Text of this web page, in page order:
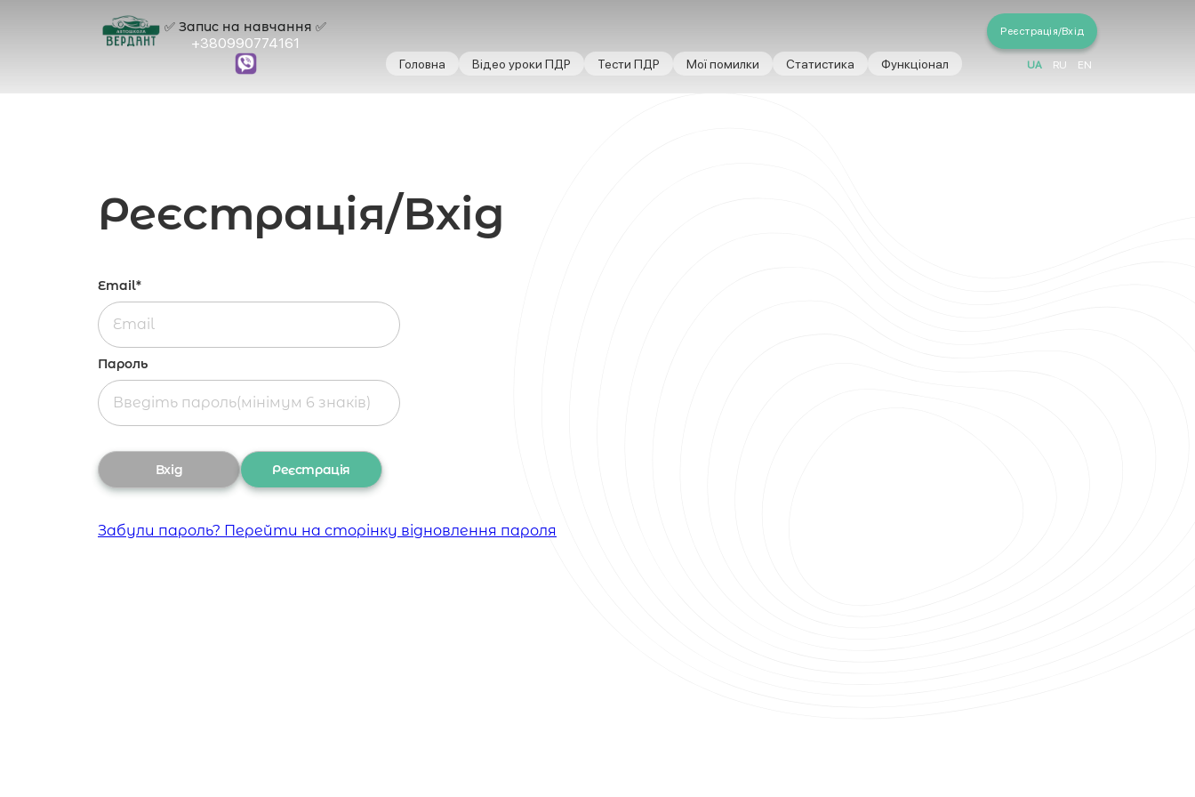
Реєстрація/Вхід
✅ Запис на навчання ✅
+380990774161
Головна Відео уроки ПДР Тести ПДР Мої помилки Статистика Функціонал UA RU EN
Реєстрація/Вхід
Email*
Пароль
Забули пароль? Перейти на сторінку відновлення пароля